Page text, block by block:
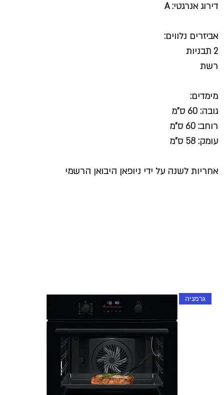
דירוג אנרגטי: A
אביזרים נלווים:
2 תבניות
רשת
מימדים:
גובה: 60 ס”מ
רוחב: 60 ס”מ
עומק: 58 ס"מ
אחריות לשנה על ידי ניופאן היבואן הרשמי
גרמניה